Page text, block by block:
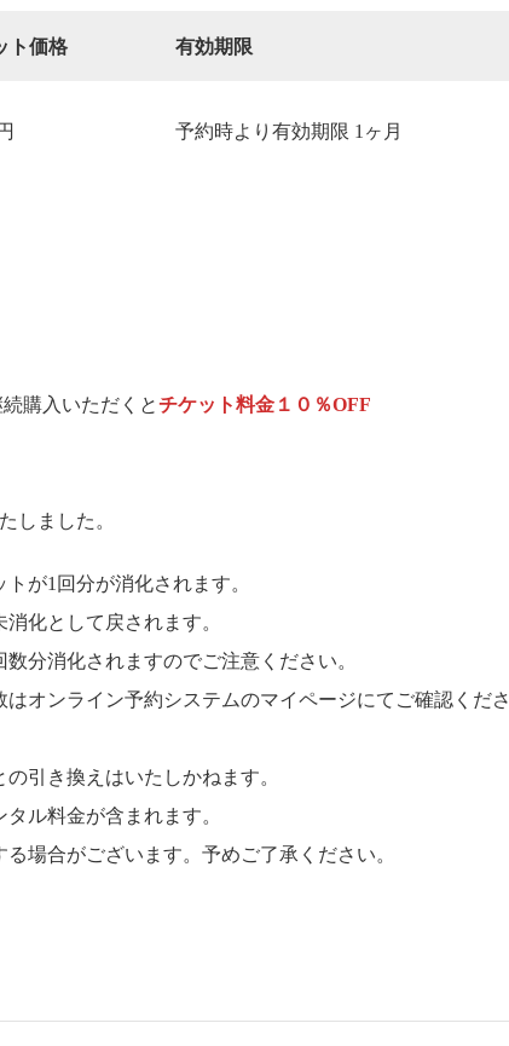
ト価格 有効期限
予約時より有効期限 1ヶ月
購入いただくとチケット料金１０％OFF
しました。
が1回分が消化されます。
化として戻されます。
分消化されますのでご注意ください。
オンライン予約システムのマイページにてご確認くださ
引き換えはいたしかねます。
ル料金が含まれます。
場合がございます。予めご了承ください。